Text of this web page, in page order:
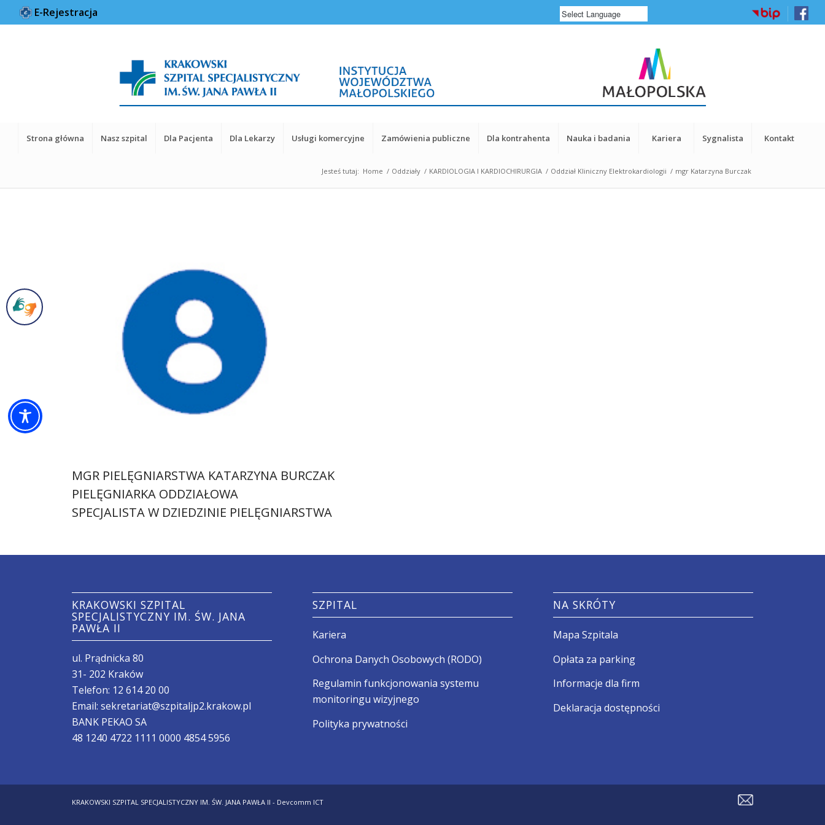
E-Rejestracja
Strona główna Nasz szpital Dla Pacjenta Dla Lekarzy Usługi komercyjne Zamówienia publiczne Dla kontrahenta Nauka i badania Kariera Sygnalista Kontakt
Jesteś tutaj: Home / Oddziały / KARDIOLOGIA I KARDIOCHIRURGIA / Oddział Kliniczny Elektrokardiologii / mgr Katarzyna Burczak
MGR PIELĘGNIARSTWA KATARZYNA BURCZAK
PIELĘGNIARKA ODDZIAŁOWA
SPECJALISTA W DZIEDZINIE PIELĘGNIARSTWA
KRAKOWSKI SZPITAL
SPECJALISTYCZNY IM. ŚW. JANA
PAWŁA II
ul. Prądnicka 80
31- 202 Kraków
Telefon: 12 614 20 00
Email:sekretariat@szpitaljp2.krakow.pl
BANK PEKAO SA
48 1240 4722 1111 0000 4854 5956
SZPITAL
Kariera
Ochrona Danych Osobowych (RODO)
Regulamin funkcjonowania systemu
monitoringu wizyjnego
Polityka prywatności
NA SKRÓTY
Mapa Szpitala
Opłata za parking
Informacje dla firm
Deklaracja dostępności
KRAKOWSKI SZPITAL SPECJALISTYCZNY IM. ŚW. JANA PAWŁA II - Devcomm ICT